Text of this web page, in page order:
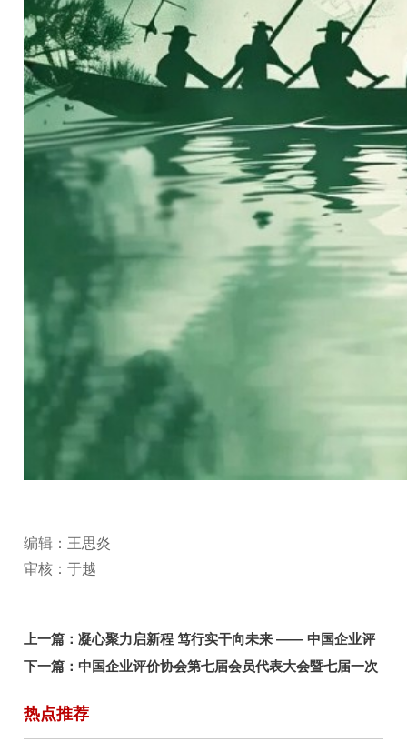
编辑：王思炎
审核：于越
上一篇：凝心聚力启新程 笃行实干向未来 —— 中国企业评
价协会第七届会员代表大会暨七届一次理事会顺利召开
下一篇：中国企业评价协会第七届会员代表大会暨七届一次
热点推荐